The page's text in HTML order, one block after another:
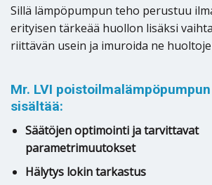
Sillä lämpöpumpun teho perustuu
erityisen tärkeää huollon lisäksi
riittävän usein ja imuroida ne
Mr. LVI
sisältää:
Säätöjen optimointi ja tarvittavat
parametrimuutokset
Hälytys lokin tarkastus